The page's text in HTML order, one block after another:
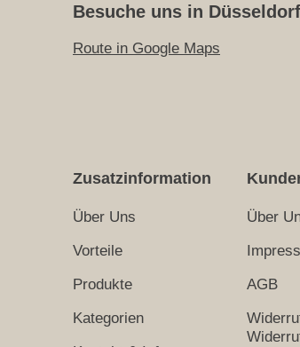
Besuche uns in Düsseldorf
Route in Google Maps
Zusatzinformation
Über Uns
Vorteile
Produkte
Kategorien
Über
AGB